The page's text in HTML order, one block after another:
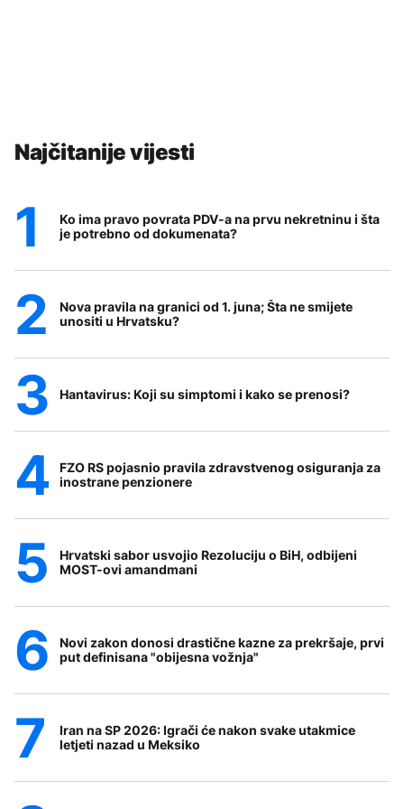
Najčitanije vijesti
Ko ima pravo povrata PDV-a na prvu nekretninu i šta
je potrebno od dokumenata?
Nova pravila na granici od 1. juna; Šta ne smijete
unositi u Hrvatsku?
Hantavirus: Koji su simptomi i kako se prenosi?
FZO RS pojasnio pravila zdravstvenog osiguranja za
inostrane penzionere
Hrvatski sabor usvojio Rezoluciju o BiH, odbijeni
MOST-ovi amandmani
Novi zakon donosi drastične kazne za prekršaje, prvi
put definisana "obijesna vožnja"
Iran na SP 2026: Igrači će nakon svake utakmice
letjeti nazad u Meksiko